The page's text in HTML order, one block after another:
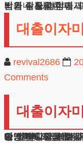
법원 심사 과정에서 부족한 부분을 보완하라는 요청을 받을 수 있습니다. 이때 대처가 미흡하면 절차가 지연되거나 불리한 결과를 얻을 수 있죠. 동시 신청은 두 사람의 상황을 함께 고려해야 하는 만큼 더욱 세심한 준비가 필요합니다.
대출이자
revival2686
Comments
대출이자
안녕하세요, 변호사님. 금융문제로 매우 힘든 상황에서 상담 게시글을 보고 연락드립니다. 채무감면이 실제로 가능한지 궁금합니다. 원금 90%와 이자 전체를 줄일 수 있다고 하셨는데, 실제 사례와 구체적인 과정을 알고 싶습니다. 제 경우는 배우자가 전혀 모르는 상태인데, 진행 과정에